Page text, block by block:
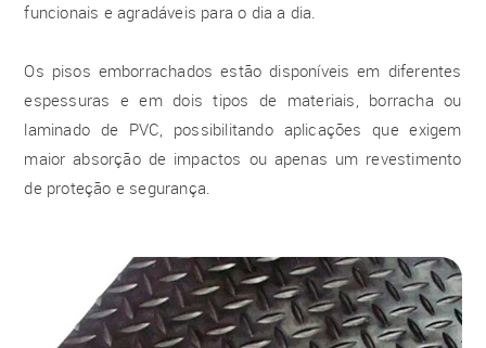
funcionais e agradáveis para o dia a dia.
Os pisos emborrachados estão disponíveis em diferentes
espessuras e em dois tipos de materiais, borracha ou
laminado de PVC, possibilitando aplicações que exigem
maior absorção de impactos ou apenas um revestimento
de proteção e segurança.